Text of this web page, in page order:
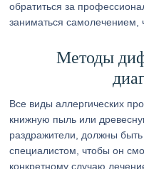
обратиться за
заниматься самолечением,
Методы
Все виды аллергических
книжную пыль или
раздражители, должны
специалистом, чтобы он
конкретному случаю